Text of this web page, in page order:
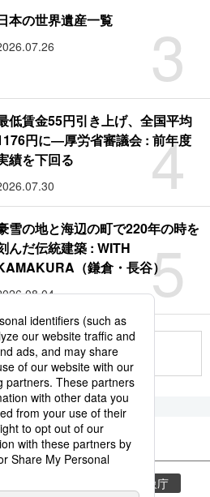
3
本の世界遺産一覧
4
低賃金55円引き上げ、全国平均
円に―厚労省審議会 : 前年度
績を下回る
5
雪の地と海辺の町で220年の時を
んだ伝統建築 : WITH
（鎌倉・長谷）
と見る
気象庁